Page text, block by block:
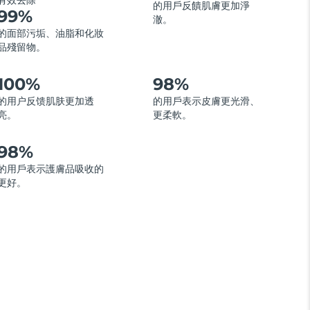
面部污垢、油脂和化妝
殘留物。
的用戶反饋肌膚更加淨
澈。
用户反馈肌肤更加透
。
98%
的用戶表示皮膚更光滑、
更柔軟。
用戶表示護膚品吸收的
好。